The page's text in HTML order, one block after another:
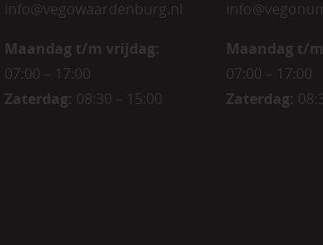
info@vegowaardenburg.nl
Maandag t/m vrijdag:
07:00 – 17:00
Zaterdag: 08:30 – 15:00
Maandag t/
07:00 – 17:00
Zaterdag: